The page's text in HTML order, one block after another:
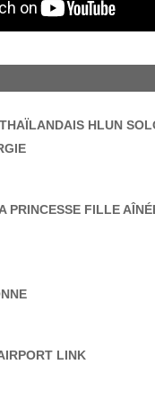
HLUN
PRINCESSE FILLE
LINK